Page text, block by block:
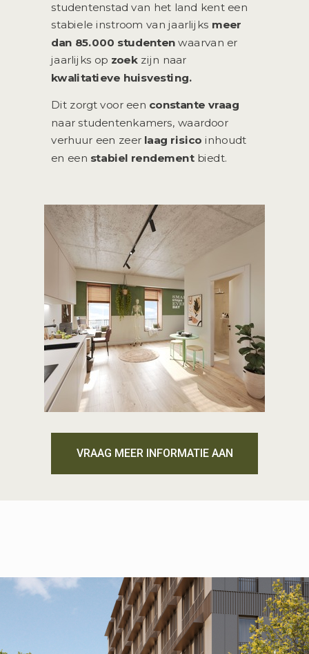
studentenstad van het land kent een
stabiele instroom van jaarlijks meer
dan 85.000 studenten waarvan er
jaarlijks op zoekzijn naar
kwalitatieve huisvesting.
Dit zorgt voor een constante vraag
naar studentenkamers, waardoor
verhuur een zeer laag risico inhoudt
en een stabiel rendementbiedt.
VRAAG MEER INFORMATIE AAN